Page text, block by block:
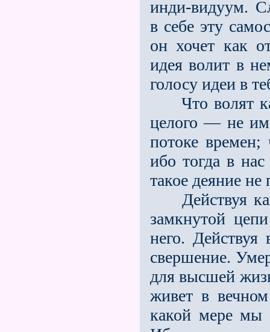
инди-видуум.
в себе эту
он хочет как
идея волит в
голосу идеи в
Что волят
целого — не
потоке
ибо тогда в
такое деяние
Действуя
замкнутой
него.
свершение.
для высшей
живет в
какой мере мы